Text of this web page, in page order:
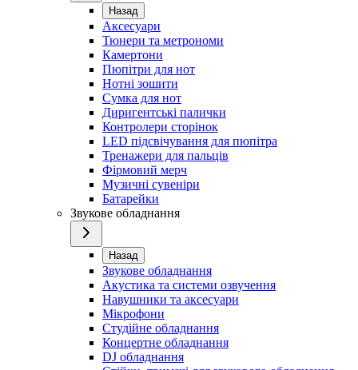
Назад
Аксесуари
Тюнери та метрономи
Камертони
Пюпітри для нот
Нотні зошити
Сумка для нот
Диригентські палички
Контролери сторінок
LED підсвічування для пюпітра
Тренажери для пальців
Фірмовий мерч
Музичні сувеніри
Батарейки
Звукове обладнання
Назад
Звукове обладнання
Акустика та системи озвучення
Навушники та аксесуари
Мікрофони
Студійне обладнання
Концертне обладнання
DJ обладнання